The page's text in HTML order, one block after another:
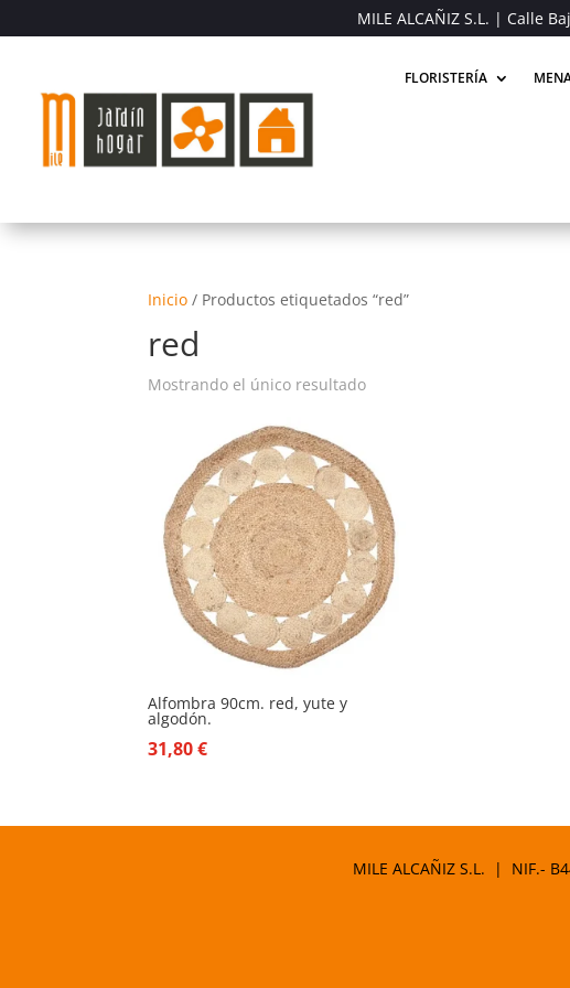
MILE ALCAÑIZ S.L. | Calle
FLORISTERÍA
Inicio / Productos etiquetados “red”
red
Mostrando el único resultado
Alfombra 90cm. red, yute y
algodón.
31,80€
MILE ALCAÑIZ S.L. | NIF.-